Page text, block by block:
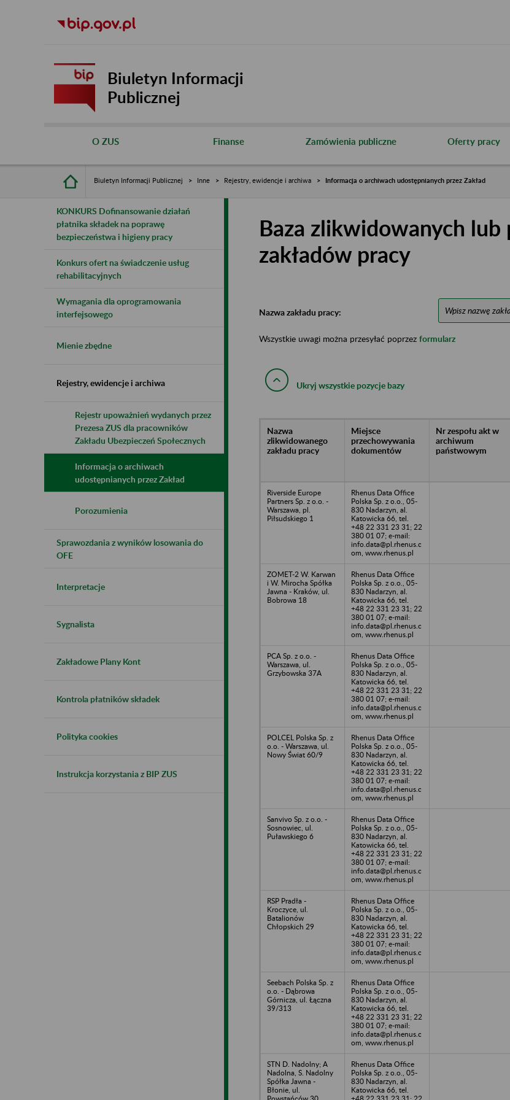
Biuletyn Informacji
Publicznej
O ZUS Finanse Zamówienia publiczne Oferty pracy
Biuletyn Informacji Publicznej Inne Rejestry, ewidencje i archiwa Informacja o archiwach udostępnianych przez Zakład
KONKURS Dofinansowanie działań
płatnika składek na poprawę
bezpieczeństwa i higieny pracy
Konkurs ofert na świadczenie usług
rehabilitacyjnych
Wymagania dla oprogramowania
interfejsowego
Mienie zbędne
Rejestry, ewidencje i archiwa
Rejestr upoważnień wydanych przez
Prezesa ZUS dla pracowników
Zakładu Ubezpieczeń Społecznych
Informacja o archiwach
udostępnianych przez Zakład
Porozumienia
Sprawozdania z wyników losowania do
OFE
Interpretacje
Sygnalista
Zakładowe Plany Kont
Kontrola płatników składek
Polityka cookies
Instrukcja korzystania z BIP ZUS
Baza zlikwidowanych lub
zakładów pracy
Nazwa zakładu pracy:
Wszystkie uwagi można przesyłać poprzez formularz
Ukryj wszystkie pozycje bazy
Nazwa
zlikwidowanego
zakładu pracy
Miejsce
przechowywania
dokumentów
Nr zespołu akt w
archiwum
państwowym
Riverside Europe
Partners Sp. z o.o. -
Warszawa, pl.
Piłsudskiego 1
Rhenus Data Office
Polska Sp. z o.o., 05-
830 Nadarzyn, al.
Katowicka 66, tel.
+48 22 331 23 31; 22
380 01 07; e-mail:
info.data@pl.rhenus.c
om, www.rhenus.pl
ZOMET-2 W. Karwan
i W. Mirocha Spółka
Jawna - Kraków, ul.
Bobrowa 18
Rhenus Data Office
Polska Sp. z o.o., 05-
830 Nadarzyn, al.
Katowicka 66, tel.
+48 22 331 23 31; 22
380 01 07; e-mail:
info.data@pl.rhenus.c
om, www.rhenus.pl
PCA Sp. z o.o. -
Warszawa, ul.
Grzybowska 37A
Rhenus Data Office
Polska Sp. z o.o., 05-
830 Nadarzyn, al.
Katowicka 66, tel.
+48 22 331 23 31; 22
380 01 07; e-mail:
info.data@pl.rhenus.c
om, www.rhenus.pl
POLCEL Polska Sp. z
o.o. - Warszawa, ul.
Nowy Świat 60/9
Rhenus Data Office
Polska Sp. z o.o., 05-
830 Nadarzyn, al.
Katowicka 66, tel.
+48 22 331 23 31; 22
380 01 07; e-mail:
info.data@pl.rhenus.c
om, www.rhenus.pl
Sanvivo Sp. z o.o. -
Sosnowiec, ul.
Puławskiego 6
Rhenus Data Office
Polska Sp. z o.o., 05-
830 Nadarzyn, al.
Katowicka 66, tel.
+48 22 331 23 31; 22
380 01 07; e-mail:
info.data@pl.rhenus.c
om, www.rhenus.pl
RSP Pradła -
Kroczyce, ul.
Batalionów
Chłopskich 29
Rhenus Data Office
Polska Sp. z o.o., 05-
830 Nadarzyn, al.
Katowicka 66, tel.
+48 22 331 23 31; 22
380 01 07; e-mail:
info.data@pl.rhenus.c
om, www.rhenus.pl
Seebach Polska Sp. z
o.o. - Dąbrowa
Górnicza, ul. Łączna
39/313
Rhenus Data Office
Polska Sp. z o.o., 05-
830 Nadarzyn, al.
Katowicka 66, tel.
+48 22 331 23 31; 22
380 01 07; e-mail:
info.data@pl.rhenus.c
om, www.rhenus.pl
STN D. Nadolny; A
Nadolna, S. Nadolny
Spółka Jawna -
Błonie, ul.
Rhenus Data Office
Polska Sp. z o.o., 05-
830 Nadarzyn, al.
Katowicka 66, tel.